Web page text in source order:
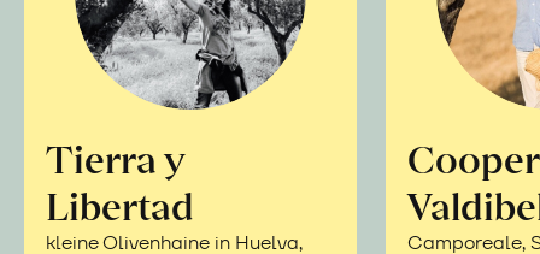
Tierra y
Libertad
kleine Olivenhaine in Huelva,
Camporeale,